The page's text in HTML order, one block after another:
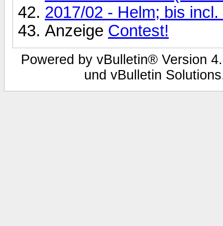
2017/02 - Helm; bis incl.
Anzeige Contest!
Powered by vBulletin® Version
und vBulletin